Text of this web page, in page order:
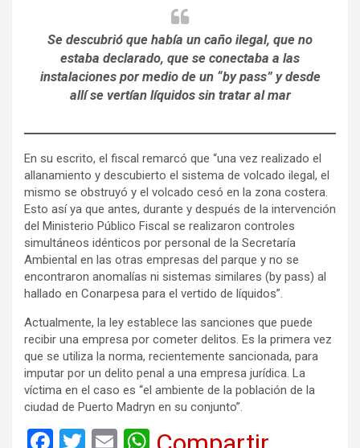
Se descubrió que había un caño ilegal, que no
estaba declarado, que se conectaba a las
instalaciones por medio de un “by pass” y desde
allí se vertían líquidos sin tratar al mar
En su escrito, el fiscal remarcó que “una vez realizado el
allanamiento y descubierto el sistema de volcado ilegal, el
mismo se obstruyó y el volcado cesó en la zona costera.
Esto así ya que antes, durante y después de la intervención
del Ministerio Público Fiscal se realizaron controles
simultáneos idénticos por personal de la Secretaría
Ambiental en las otras empresas del parque y no se
encontraron anomalías ni sistemas similares (by pass) al
hallado en Conarpesa para el vertido de líquidos”.
Actualmente, la ley establece las sanciones que puede
recibir una empresa por cometer delitos. Es la primera vez
que se utiliza la norma, recientemente sancionada, para
imputar por un delito penal a una empresa jurídica. La
víctima en el caso es “el ambiente de la población de la
ciudad de Puerto Madryn en su conjunto”.
F
T
E
W